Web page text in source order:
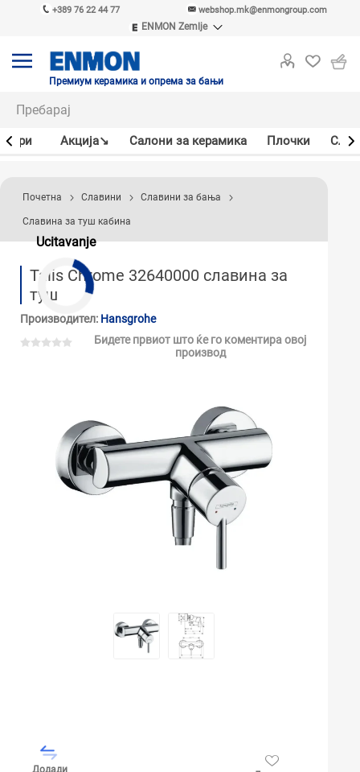
+389 76 22 44 77 webshop.mk@enmongroup.com
ENMON Zemlje
ENMON MKD
Премиум керамика и опрема за бањи
Акцијa↘ Салони за керамика Плочки
Ucitavanje
Почетна Славини Славини за бања
Славина за туш кабина
Talis Chrome 32640000 славина за
туш
Производител: Hansgrohe
Бидете првиот што ќе го коментира овој
производ
Додади